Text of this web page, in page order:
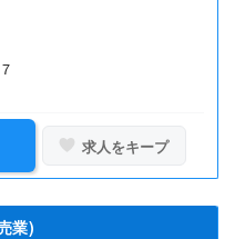
求人をキープ
業)